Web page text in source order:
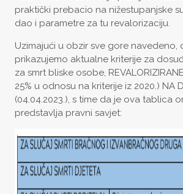
praktički prebacio na nižestupanjske
dao i parametre za tu revalorizaciju.
Uzimajući u obzir sve gore navedeno,
prikazujemo aktualne kriterije za
za smrt bliske osobe,
25% u odnosu na kriterije iz 2020.) NA
(04.04.2023.), s time da je ova tablica
predstavlja pravni savjet: